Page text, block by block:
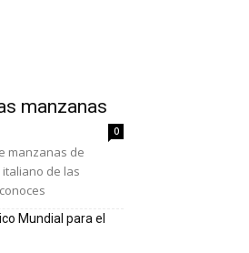
manzanas
0
manzanas de
italiano de las
Mundial para el